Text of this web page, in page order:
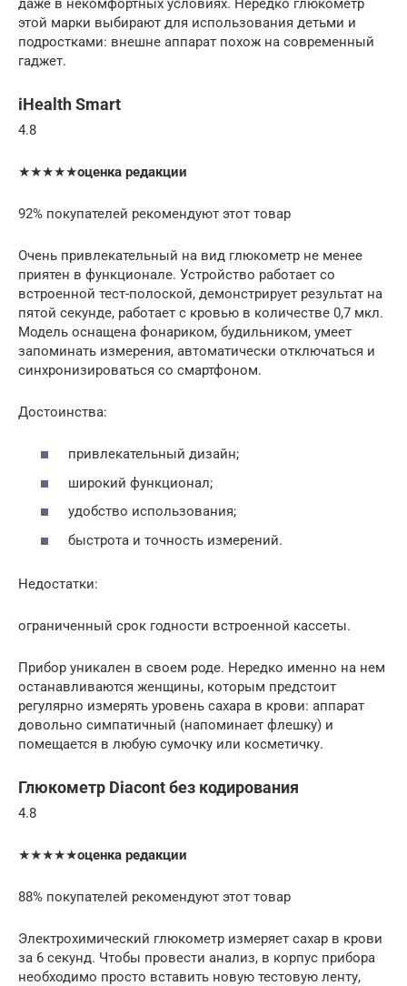
даже в некомфортных условиях. Нередко глюкометр
этой марки выбирают для использования детьми и
подростками: внешне аппарат похож на современный
гаджет.
iHealth Smart
4.8
★★★★★оценка редакции
92% покупателей рекомендуют этот товар
Очень привлекательный на вид глюкометр не менее
приятен в функционале. Устройство работает со
встроенной тест-полоской, демонстрирует результат на
пятой секунде, работает с кровью в количестве 0,7 мкл.
Модель оснащена фонариком, будильником, умеет
запоминать измерения, автоматически отключаться и
синхронизироваться со смартфоном.
Достоинства:
привлекательный дизайн;
широкий функционал;
удобство использования;
быстрота и точность измерений.
Недостатки:
ограниченный срок годности встроенной кассеты.
Прибор уникален в своем роде. Нередко именно на нем
останавливаются женщины, которым предстоит
регулярно измерять уровень сахара в крови: аппарат
довольно симпатичный (напоминает флешку) и
помещается в любую сумочку или косметичку.
Глюкометр Diacont без кодирования
4.8
★★★★★оценка редакции
88% покупателей рекомендуют этот товар
Электрохимический глюкометр измеряет сахар в крови
за 6 секунд. Чтобы провести анализ, в корпус прибора
необходимо просто вставить новую тестовую ленту,